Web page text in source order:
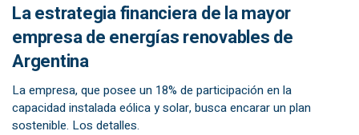
La estrategia financiera de la mayor
empresa de energías renovables de
Argentina
La empresa, que posee un 18% de participación en la
capacidad instalada eólica y solar, busca encarar un plan
sostenible. Los detalles.